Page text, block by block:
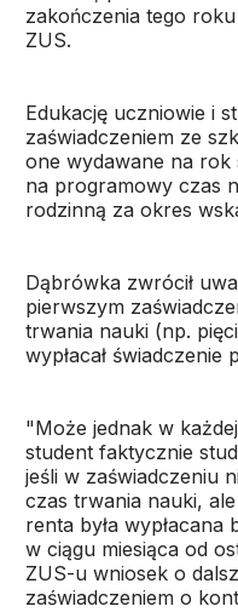
zakończenia tego
ZUS.
Edukację uczniowie i
zaświadczeniem ze
one wydawane na rok
na programowy czas
rodzinną za okres
Dąbrówka zwrócił
pierwszym
trwania nauki (np.
wypłacał świadczenie
"Może jednak w
student faktycznie
jeśli w zaświadczeniu
czas trwania nauki,
renta była
w ciągu miesiąca od
ZUS-u wniosek o
zaświadczeniem o